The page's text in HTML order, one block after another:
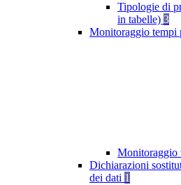
Tipologie di
in tabelle) 3
Monitoraggio tempi
Monitoraggio
Dichiarazioni
dei dati 1